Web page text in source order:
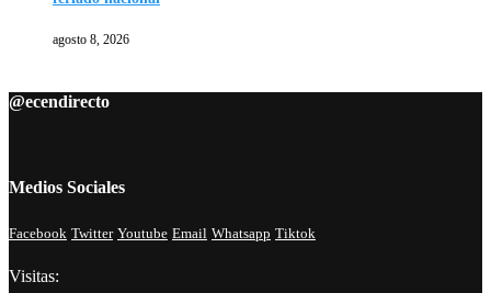
agosto 8, 2026
@ecendirecto
Medios Sociales
Facebook Twitter Youtube Email Whatsapp Tiktok
Visitas: